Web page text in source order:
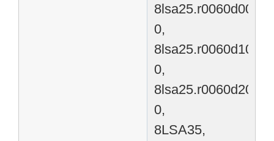
8lsa25.r0060d000-
0,
8lsa25.r0060d100-
0,
8lsa25.r0060d200-
0,
8LSA35,